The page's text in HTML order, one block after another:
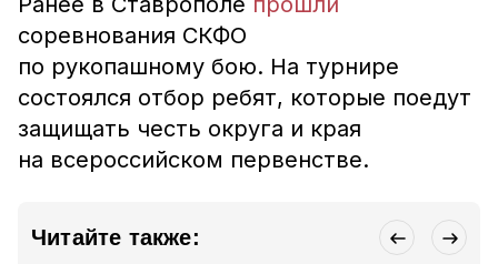
соревнования СКФО
по рукопашному бою. На турнире
состоялся отбор ребят, которые поедут
защищать честь округа и края
на всероссийском первенстве.
Читайте также: